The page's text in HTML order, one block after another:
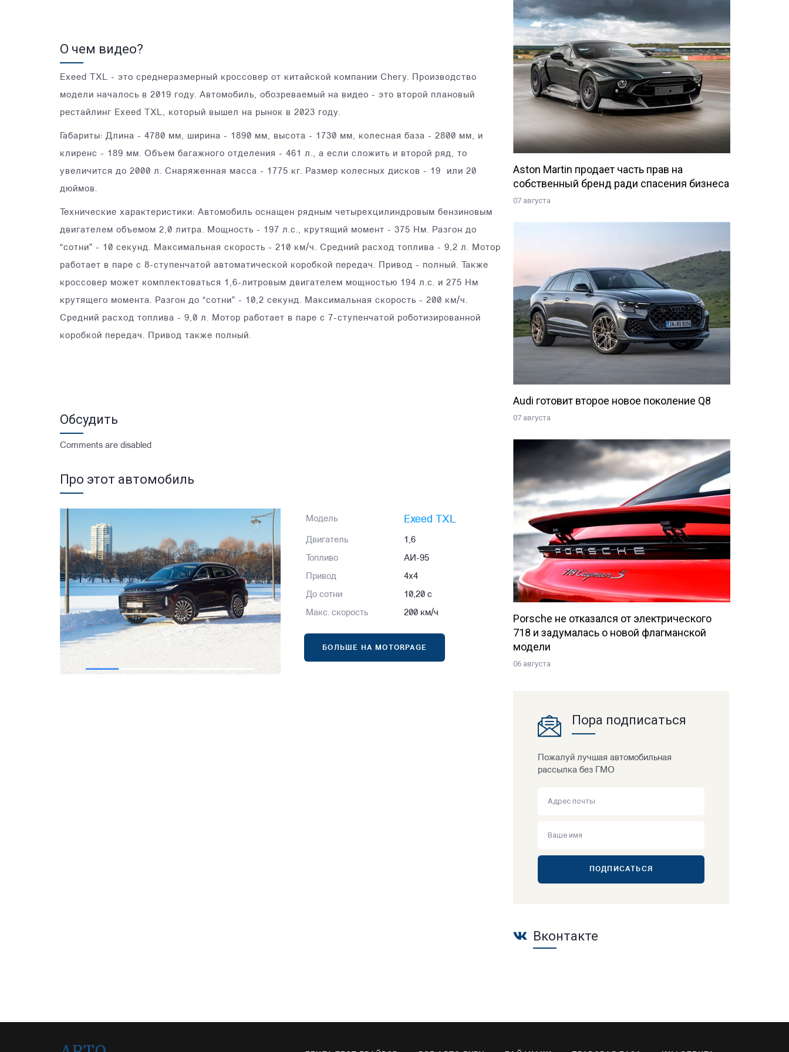
О чем видео?
Exeed TXL - это среднеразмерный кроссовер от китайской компании Chery. Производство
модели началось в 2019 году. Автомобиль, обозреваемый на видео - это второй плановый
рестайлинг Exeed TXL, который вышел на рынок в 2023 году.
Габариты: Длина - 4780 мм, ширина - 1890 мм, высота - 1730 мм, колесная база - 2800 мм, и
клиренс - 189 мм. Объем багажного отделения - 461 л., а если сложить и второй ряд, то
увеличится до 2000 л. Снаряженная масса - 1775 кг. Размер колесных дисков - 19 или 20
дюймов.
Технические характеристики: Автомобиль оснащен рядным четырехцилиндровым бензиновым
двигателем объемом 2,0 литра. Мощность - 197 л.с., крутящий момент - 375 Нм. Разгон до
“сотни” - 10 секунд. Максимальная скорость - 210 км/ч. Средний расход топлива - 9,2 л. Мотор
работает в паре с 8-ступенчатой автоматической коробкой передач. Привод - полный. Также
кроссовер может комплектоваться 1,6-литровым двигателем мощностью 194 л.с. и 275 Нм
крутящего момента. Разгон до “сотни” - 10,2 секунд. Максимальная скорость - 200 км/ч.
Средний расход топлива - 9,0 л. Мотор работает в паре с 7-ступенчатой роботизированной
коробкой передач. Привод также полный.
Обсудить
Comments are disabled
Про этот автомобиль
Модель Exeed TXL
Двигатель 1,6
Топливо АИ-95
Привод 4x4
До сотни 10,20 с
Макс. скорость 200 км/ч
БОЛЬШЕ НА MOTORPAGE
Aston Martin продает часть прав на
собственный бренд ради спасения бизнеса
07 августа
Audi готовит второе новое поколение Q8
07 августа
Porsche не отказался от электрического
718 и задумалась о новой флагманской
модели
06 августа
Пора подписаться
Пожалуй лучшая автомобильная
рассылка без ГМО
ПОДПИСАТЬСЯ
Вконтакте